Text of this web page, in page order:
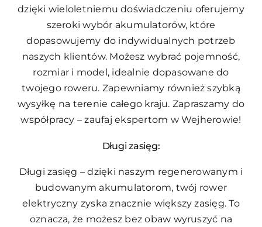
dzięki wieloletniemu doświadczeniu oferujemy
szeroki wybór akumulatorów, które
dopasowujemy do indywidualnych potrzeb
naszych klientów. Możesz wybrać pojemność,
rozmiar i model, idealnie dopasowane do
twojego roweru. Zapewniamy również szybką
wysyłkę na terenie całego kraju. Zapraszamy do
współpracy – zaufaj ekspertom w Wejherowie!
Długi zasięg:
Długi zasięg – dzięki naszym regenerowanym i
budowanym akumulatorom, twój rower
elektryczny zyska znacznie większy zasięg. To
oznacza, że możesz bez obaw wyruszyć na